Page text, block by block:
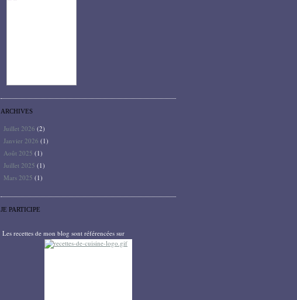
ARCHIVES
Juillet 2026 (2)
Janvier 2026 (1)
Août 2025 (1)
Juillet 2025 (1)
Mars 2025 (1)
JE PARTICIPE
Les recettes de mon blog sont référencées sur